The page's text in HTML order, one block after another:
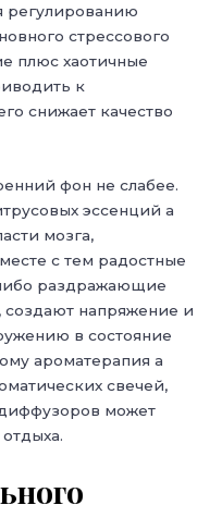
регулированию
стрессового
плюс хаотичные
к
снижает качество
фон не слабее.
эссенций а
мозга,
с тем радостные
раздражающие
создают напряжение и
в состояние
ароматерапия а
свечей,
может